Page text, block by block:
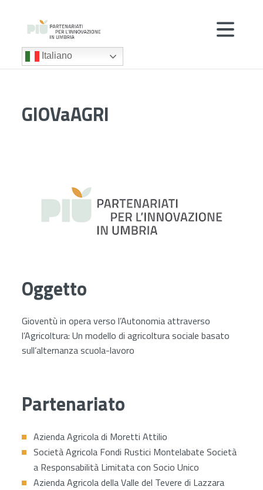
Italiano
GIOVaAGRI
Oggetto
Gioventù in opera verso l’Autonomia attraverso
l’Agricoltura: Un modello di agricoltura sociale basato
sull’alternanza scuola-lavoro
Partenariato
Azienda Agricola di Moretti Attilio
Società Agricola Fondi Rustici Montelabate Società
a Responsabilità Limitata con Socio Unico
Azienda Agricola della Valle del Tevere di Lazzara